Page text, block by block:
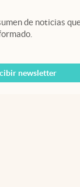
de noticias
newsletter